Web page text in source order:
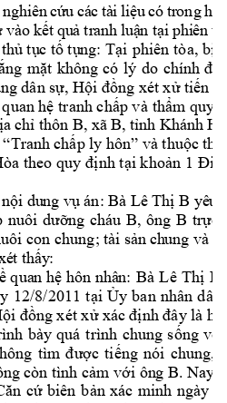
nghiên cứu các tài liệu có tronghồ
vào kết quả tranh luận tại phiên t
ủ tục tố tụng: Tại phiên tòa, bị
mặt không có lý do chính
ng dân sự, Hội đồng xét xử tiến
quan hệ tranh chấp và thẩm
chỉ thôn B, xã B, tỉnh Khánh
“Tranh chấp ly hôn” và thuộc
theo quy định tại khoản 1
nội dung vụ án: Bà Lê Thị B yêu
nuôi dưỡng cháu B, ông B trực
con chung; tài sản chung và
t thấy:
quan hệ hôn nhân: Bà Lê Thị B
12/8/2011 tại Ủy ban nhân dân
đồng xét xử xác định đây là
bày quá trình chung sống vợ
tìm được tiếng nói chung,
còn tình cảm với ông B. Nay
cứ biên bản xác minh ngày